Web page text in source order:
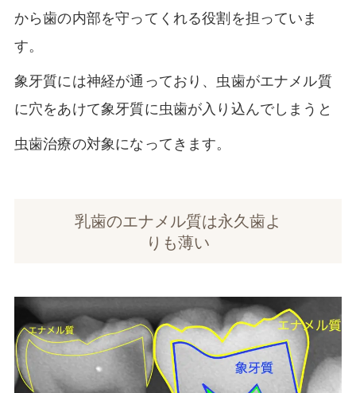
から歯の内部を守ってくれる役割を担っていま
す。
象牙質には神経が通っており、虫歯がエナメル質
に穴をあけて象牙質に虫歯が入り込んでしまうと
虫歯治療の対象になってきます。
乳歯のエナメル質は永久歯よ
りも薄い